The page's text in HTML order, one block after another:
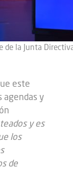
de la Junta
este
agendas y
y es
los
de